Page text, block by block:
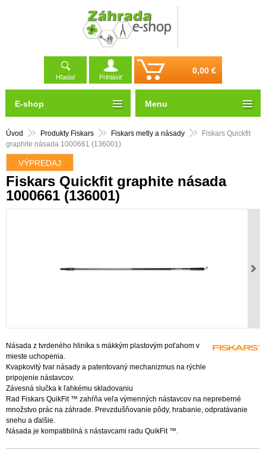
Hľadať Prihlásiť
0,00 €
Úvod Produkty Fiskars Fiskars metly a násady
Fiskars Quickfit
graphite násada 1000661 (136001)
VÝPREDAJ
Fiskars Quickfit graphite násada
1000661 (136001)
Násada z tvrdeného hliníka s mäkkým plastovým poťahom v
mieste uchopenia.
Kvapkovitý tvar násady a patentovaný mechanizmus na rýchle
pripojenie nástavcov.
Závesná slučka k ľahkému skladovaniu
Rad Fiskars QuikFit ™ zahŕňa veľa výmenných nástavcov na nepreberné
množstvo prác na záhrade. Prevzdušňovanie pôdy, hrabanie, odpratávanie
snehu a ďalšie.
Násada je kompatibilná s nástavcami radu QuikFit ™.
E-shop Menu